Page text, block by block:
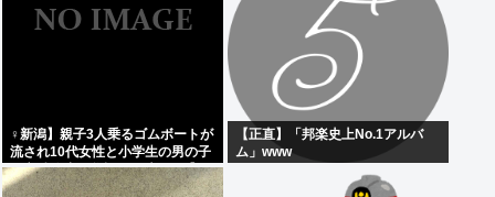
‍♀新潟】親子3人乗るゴムボートが
流され10代女性と小学生の男の子
の心肺停止。父親？は助かる【日
本海】
【正直】「邦楽史上No.1アルバ
ム」www